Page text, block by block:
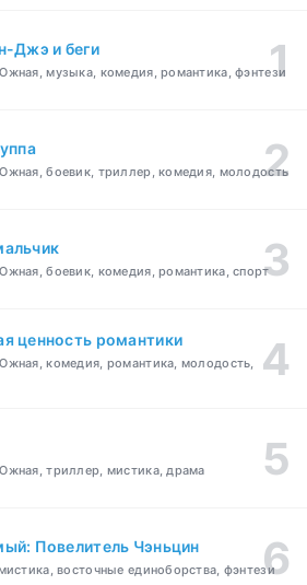
Джэ и беги
музыка, комедия, романтика, фэнтези
боевик, триллер, комедия, молодость
боевик, комедия, романтика, спорт
ценность романтики
комедия, романтика, молодость,
триллер, мистика, драма
Повелитель Чэньцин
восточные единоборства, фэнтези